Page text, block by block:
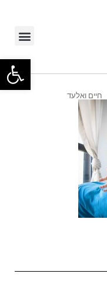
חיים ואלעד
פתח